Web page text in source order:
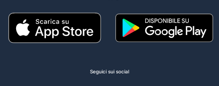
Seguici sui social